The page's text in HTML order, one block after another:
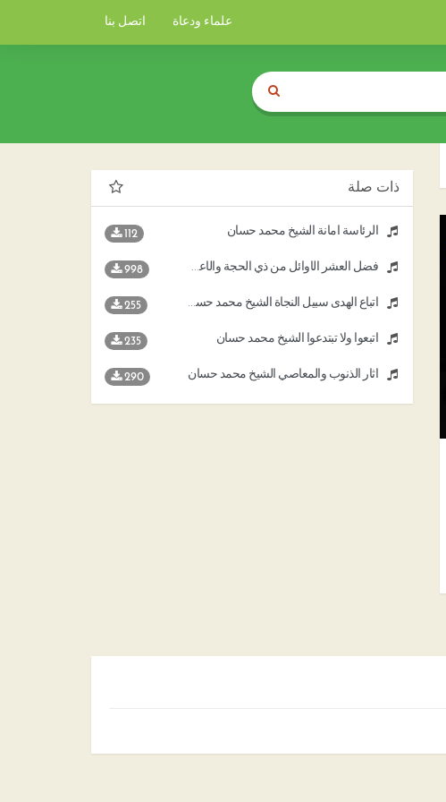
علماء ودعاة اتصل بنا
ذات صلة
الرئاسة أمانة الشيخ محمد حسان 112
فضل العشر الأوائل من ذي الحجة والأعمال المستحبة فيها الشيخ د محمد حسان 998
اتباع الهدى سبيل النجاة الشيخ محمد حسان 255
اتبعوا ولا تبتدعوا الشيخ محمد حسان 235
آثار الذنوب والمعاصي الشيخ محمد حسان 290